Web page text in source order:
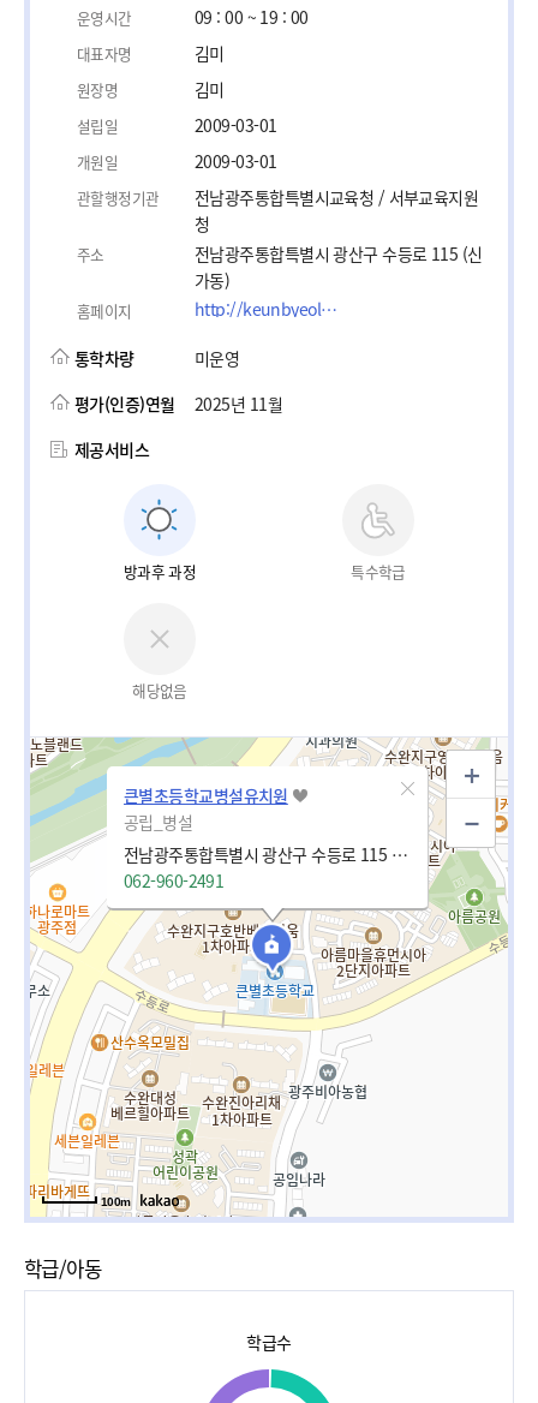
운영시간 09 : 00 ~ 19 : 00
대표자명 김미
원장명 김미
설립일 2009-03-01
개원일 2009-03-01
관할행정기관
전남광주통합특별시교육청 / 서부교육지원
청
주소
전남광주통합특별시 광산구 수등로 115 (신
가동)
홈페이지 http://keunbyeol.gen.es.kr
통학차량
미운영
평가(인증)연월
2025년 11월
제공서비스
방과후 과정 특수학급
해당없음
큰별초등학교병설유치원
공립_병설
전남광주통합특별시 광산구 수등로 115 (신가동)
062-960-2491
100m
학급/아동
학급수